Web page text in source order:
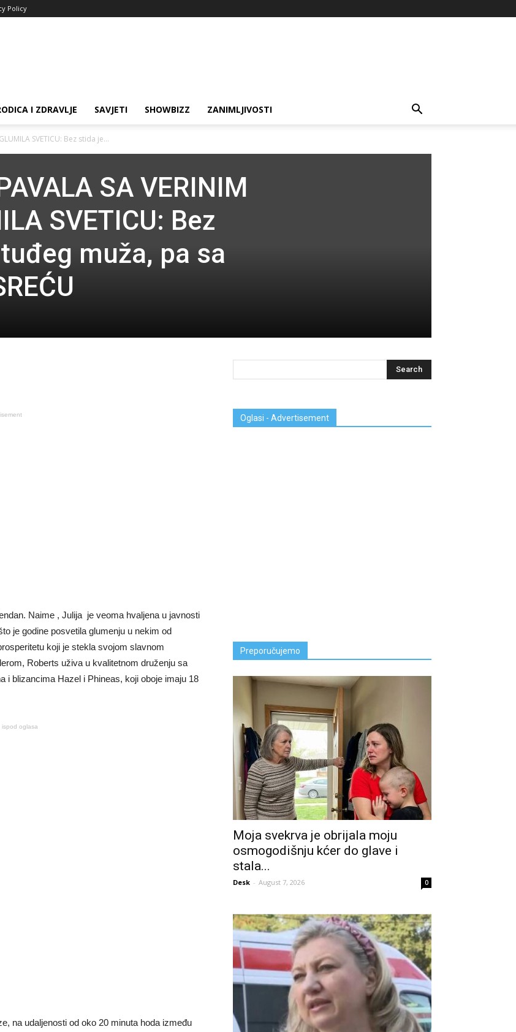
Policy
I ZDRAVLJE SAVJETI SHOWBIZZ ZANIMLJIVOSTI
SVETICU: Bez stida je...
SA VERINIM
SVETICU: Bez
muža, pa sa
Naime , Julija je veoma hvaljena u javnosti
je godine posvetila glumenju u nekim od
koji je stekla svojom slavnom
Roberts uživa u kvalitetnom druženju sa
i blizancima Hazel i Phineas, koji oboje imaju 18
ispod oglasa
na udaljenosti od oko 20 minuta hoda između
Oglasi - Advertisement
Preporučujemo
Moja svekrva je obrijala moju
osmogodišnju kćer do glave i
stala...
Desk - August 7, 2026 0